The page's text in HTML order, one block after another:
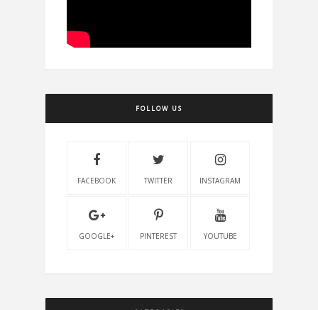
FOLLOW US
FACEBOOK TWITTER INSTAGRAM
GOOGLE+ PINTEREST YOUTUBE